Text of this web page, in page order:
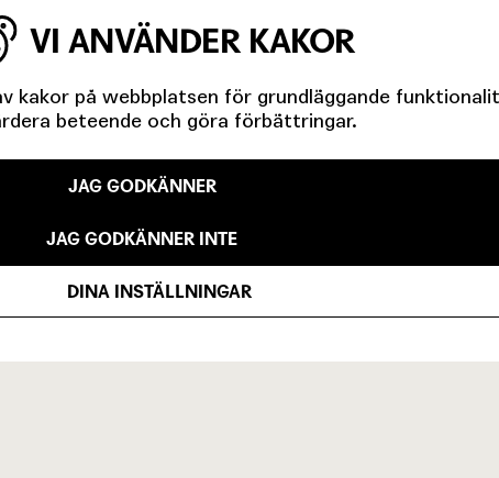
1956
VISA ALLA (17)
VI ANVÄNDER KAKOR
kakor på webbplatsen för grundläggande
beteende och göra förbättringar.
JAG GODKÄNNER
JAG GODKÄNNER INTE
DINA INSTÄLLNINGAR